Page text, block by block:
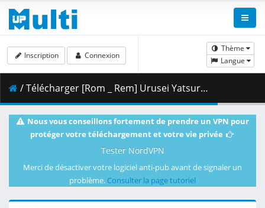
Thème
Langue
Inscription Connexion
/ Télécharger [Rom _ Rem] Urusei Yatsura (2022) - 18 [Web][H265][10bits][1080p][AAC].mkv.002 ( 289.55 MB )
Nous vous conseillons fortement de prendre un VPN pour
protéger votre téléchargement et votre vie privée
Tester NordVPN
Merci de désactiver votre logiciel anti-pub avant de signaler un
problème. Consulter la page tutoriel